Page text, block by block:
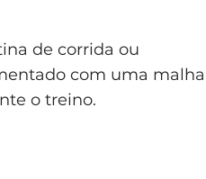
de corrida ou
com uma malha
o treino.